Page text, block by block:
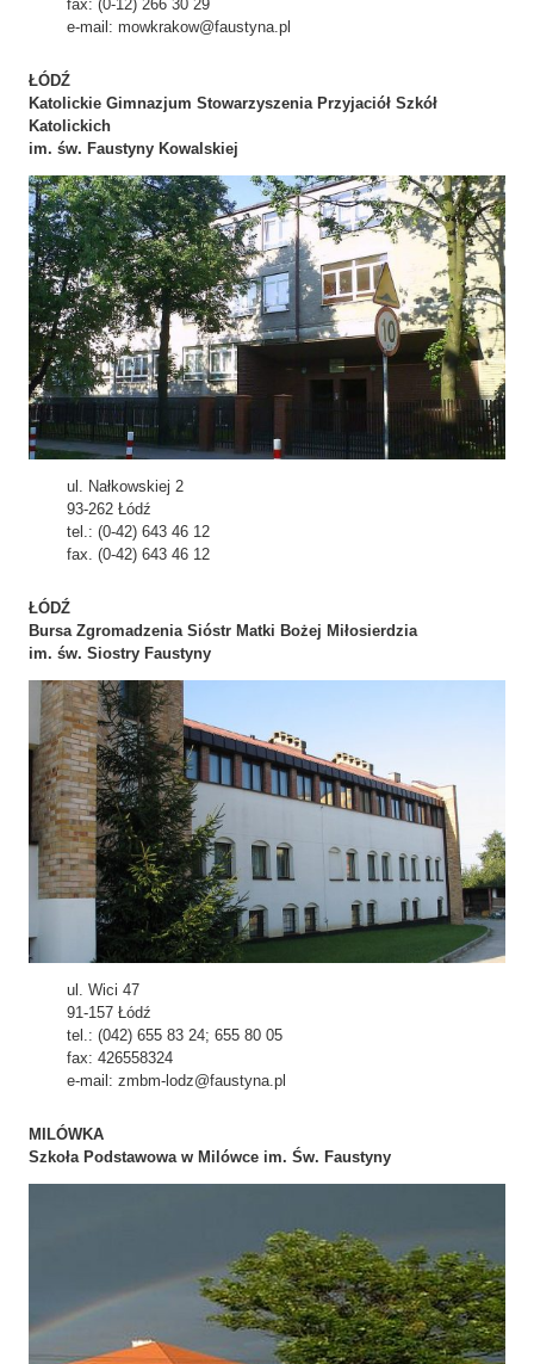
fax: (0-12) 266 30 29
e-mail: mowkrakow@faustyna.pl
ŁÓDŹ
Katolickie Gimnazjum Stowarzyszenia Przyjaciół Szkół
Katolickich
im. św. Faustyny Kowalskiej
ul. Nałkowskiej 2
93-262 Łódź
tel.: (0-42) 643 46 12
fax. (0-42) 643 46 12
ŁÓDŹ
Bursa Zgromadzenia Sióstr Matki Bożej Miłosierdzia
im. św. Siostry Faustyny
ul. Wici 47
91-157 Łódź
tel.: (042) 655 83 24; 655 80 05
fax: 426558324
e-mail: zmbm-lodz@faustyna.pl
MILÓWKA
Szkoła Podstawowa w Milówce im. Św. Faustyny